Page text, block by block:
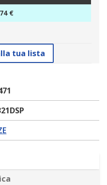
€
tua lista